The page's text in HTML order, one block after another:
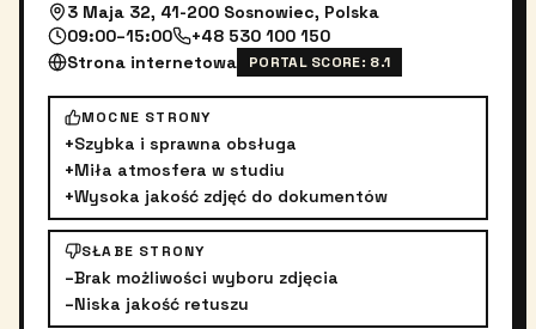
3 Maja 32, 41-200 Sosnowiec, Polska
09:00–15:00
+48 530 100 150
Strona internetowa
PORTAL SCORE: 8.1
MOCNE STRONY
+Szybka i sprawna obsługa
+Miła atmosfera w studiu
+Wysoka jakość zdjęć do dokumentów
SŁABE STRONY
–Brak możliwości wyboru zdjęcia
–Niska jakość retuszu